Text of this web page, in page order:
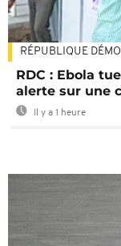
RÉPUBLIQUE
RDC : Ebola
alerte sur une
Il y a 1 heure